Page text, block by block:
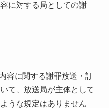
に対する局としての謝
容に関する謝罪放送・訂
て、放送局が主体として
うな規定はありません